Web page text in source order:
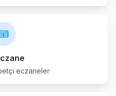
eczaneler